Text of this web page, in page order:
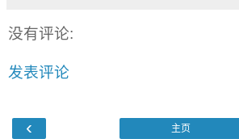
没有评论:
发表评论
‹ 主页